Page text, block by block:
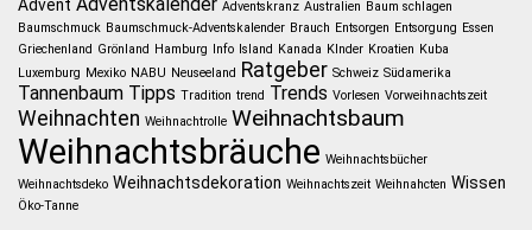
Advent Adventskranz Australien Baum schlagen
Baumschmuck Baumschmuck-Adventskalender Brauch Entsorgen Entsorgung Essen
Griechenland Grönland Hamburg Info Island Kanada KInder Kroatien Kuba
Luxemburg Mexiko NABU Neuseeland Ratgeber Schweiz Südamerika
Tannenbaum Tipps Tradition trend Trends Vorlesen Vorweihnachtszeit
Weihnachten Weihnachtrolle Weihnachtsbaum
Weihnachtsbräuche Weihnachtsbücher
Weihnachtsdeko Weihnachtsdekoration Weihnachtszeit Weihnahcten Wissen
Öko-Tanne